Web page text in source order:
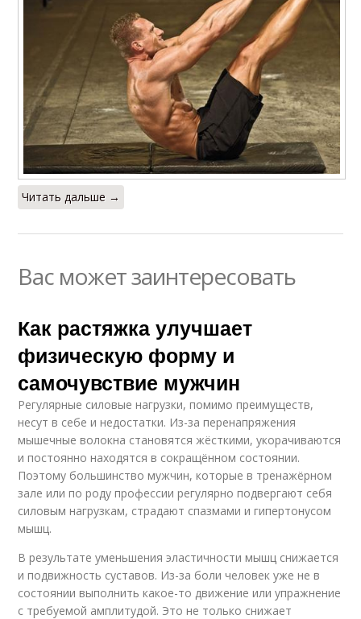
Читать дальше →
Вас может заинтересовать
Как растяжка улучшает
физическую форму и
самочувствие мужчин
Регулярные силовые нагрузки, помимо преимуществ,
несут в себе и недостатки. Из-за перенапряжения
мышечные волокна становятся жёсткими, укорачиваются
и постоянно находятся в сокращённом состоянии.
Поэтому большинство мужчин, которые в тренажёрном
зале или по роду профессии регулярно подвергают себя
силовым нагрузкам, страдают спазмами и гипертонусом
мышц.
В результате уменьшения эластичности мышц снижается
и подвижность суставов. Из-за боли человек уже не в
состоянии выполнить какое-то движение или упражнение
с требуемой амплитудой. Это не только снижает